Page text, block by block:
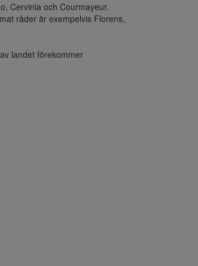
Cervinia och Courmayeur.
råder är exempelvis Florens,
landet förekommer